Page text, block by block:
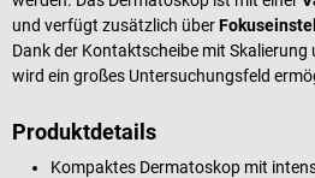
und verfügt zusätzlich über
Dank der Kontaktscheibe mit Skalierung
wird ein großes Untersuchungsfeld
Produktdetails
Kompaktes Dermatoskop mit